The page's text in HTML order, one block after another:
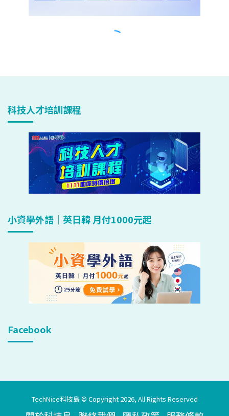
科技人才培訓課程
小資學外語｜英日韓 月付1000元起
Facebook
TechNice科技島 © Copyright 2026, All Rights Reserved